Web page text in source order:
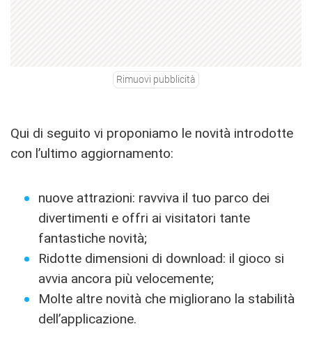
Rimuovi pubblicità
Qui di seguito vi proponiamo le novità introdotte
con l’ultimo aggiornamento:
nuove attrazioni: ravviva il tuo parco dei
divertimenti e offri ai visitatori tante
fantastiche novità;
Ridotte dimensioni di download: il gioco si
avvia ancora più velocemente;
Molte altre novità che migliorano la stabilità
dell’applicazione.